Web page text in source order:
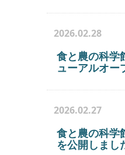
2026.02.28
食と農の科学
ューアルオー
2026.02.27
食と農の科学
を公開しまし